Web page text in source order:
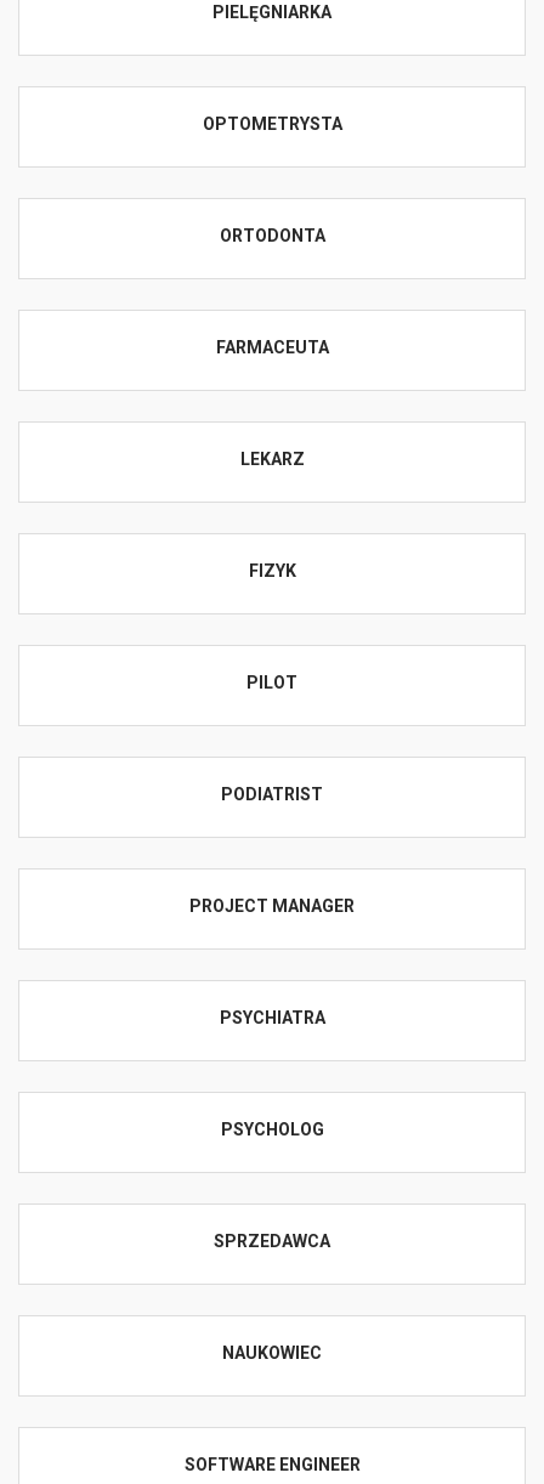
PIELĘGNIARKA
OPTOMETRYSTA
ORTODONTA
FARMACEUTA
LEKARZ
FIZYK
PILOT
PODIATRIST
PROJECT MANAGER
PSYCHIATRA
PSYCHOLOG
SPRZEDAWCA
NAUKOWIEC
SOFTWARE ENGINEER